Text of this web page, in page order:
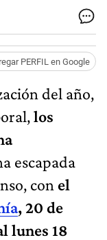
PERFIL en Google
del año,
los
escapada
con el
, 20 de
lunes 18